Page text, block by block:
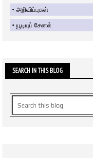
அறிவிப்புகள்
யூடியுப் சேனல்
SEARCH IN THIS BLOG